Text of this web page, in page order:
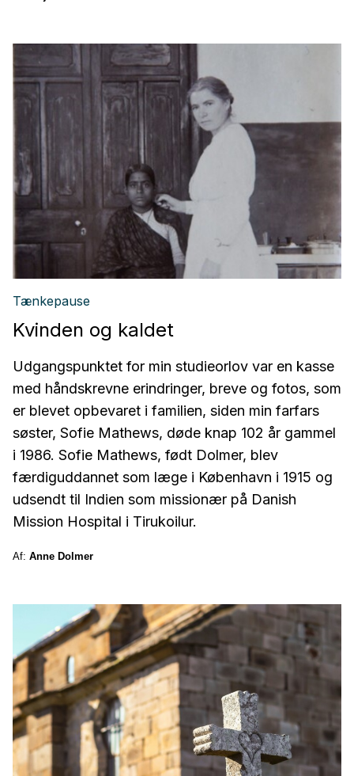
Tænkepause
Kvinden og kaldet
Udgangspunktet for min studieorlov var en kasse
med håndskrevne erindringer, breve og fotos, som
er blevet opbevaret i familien, siden min farfars
søster, Sofie Mathews, døde knap 102 år gammel
i 1986. Sofie Mathews, født Dolmer, blev
færdiguddannet som læge i København i 1915 og
udsendt til Indien som missionær på Danish
Mission Hospital i Tirukoilur.
Af: Anne Dolmer